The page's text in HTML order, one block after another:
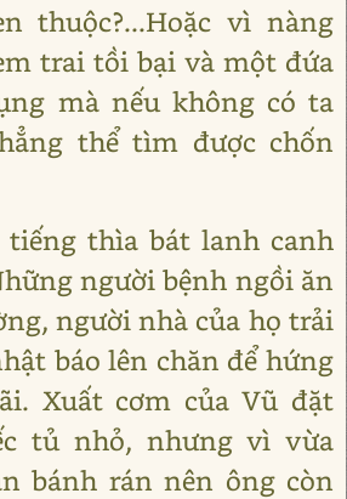
thuộc?...Hoặc vì nàng
trai tồi bại và một đứa
mà nếu không có ta
thể tìm được chốn
tiếng thìa bát lanh canh
người bệnh ngồi ăn
người nhà của họ trải
báo lên chăn để hứng
Xuất cơm của Vũ đặt
tủ nhỏ, nhưng vì vừa
bánh rán nên ông còn